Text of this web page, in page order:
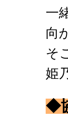
一
向
そ
姫
◆